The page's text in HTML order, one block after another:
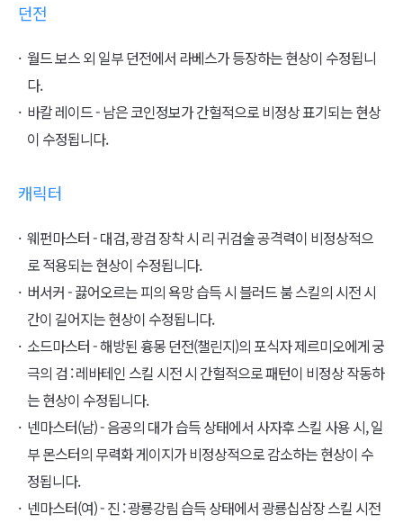
던전
월드 보스 외 일부 던전에서 라베스가 등장하는 현상이 수정됩니
다.
바칼 레이드 - 남은 코인정보가 간헐적으로 비정상 표기되는 현상
이 수정됩니다.
캐릭터
웨펀마스터 - 대검, 광검 장착 시 리 귀검술 공격력이 비정상적으
로 적용되는 현상이 수정됩니다.
버서커 - 끓어오르는 피의 욕망 습득 시 블러드 붐 스킬의 시전 시
간이 길어지는 현상이 수정됩니다.
소드마스터 - 해방된 흉몽 던전(챌린지)의 포식자 제르미오에게 궁
극의 검 : 레바테인 스킬 시전 시 간헐적으로 패턴이 비정상 작동하
는 현상이 수정됩니다.
넨마스터(남) - 음공의 대가 습득 상태에서 사자후 스킬 사용 시, 일
부 몬스터의 무력화 게이지가 비정상적으로 감소하는 현상이 수
정됩니다.
넨마스터(여) - 진 : 광룡강림 습득 상태에서 광룡십삼장 스킬 시전